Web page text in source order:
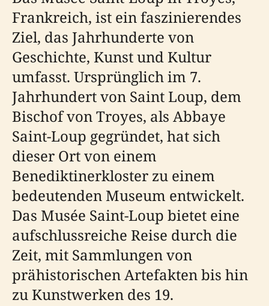
Frankreich, ist ein faszinierendes
Ziel, das Jahrhunderte von
Geschichte, Kunst und Kultur
umfasst. Ursprünglich im 7.
Jahrhundert von Saint Loup, dem
Bischof von Troyes, als Abbaye
Saint-Loup gegründet, hat sich
dieser Ort von einem
Benediktinerkloster zu einem
bedeutenden Museum entwickelt.
Das Musée Saint-Loup bietet eine
aufschlussreiche Reise durch die
Zeit, mit Sammlungen von
prähistorischen Artefakten bis hin
zu Kunstwerken des 19.